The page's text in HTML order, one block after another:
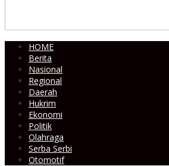
HOME
Berita
Nasional
Regional
Daerah
Hukrim
Ekonomi
Politik
Olahraga
Serba Serbi
Otomotif